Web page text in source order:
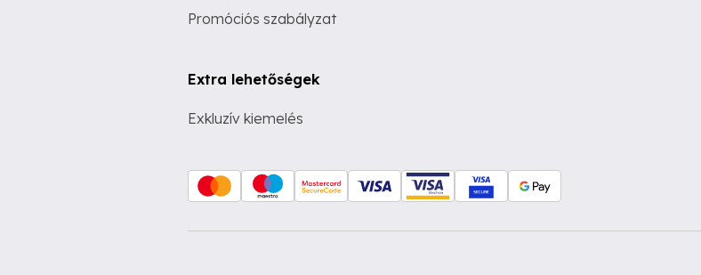
Promóciós szabályzat
Extra lehetőségek
Exkluzív kiemelés